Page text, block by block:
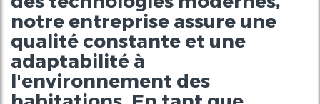
notre entreprise assure une
qualité constante et une
adaptabilité à
l'environnement des